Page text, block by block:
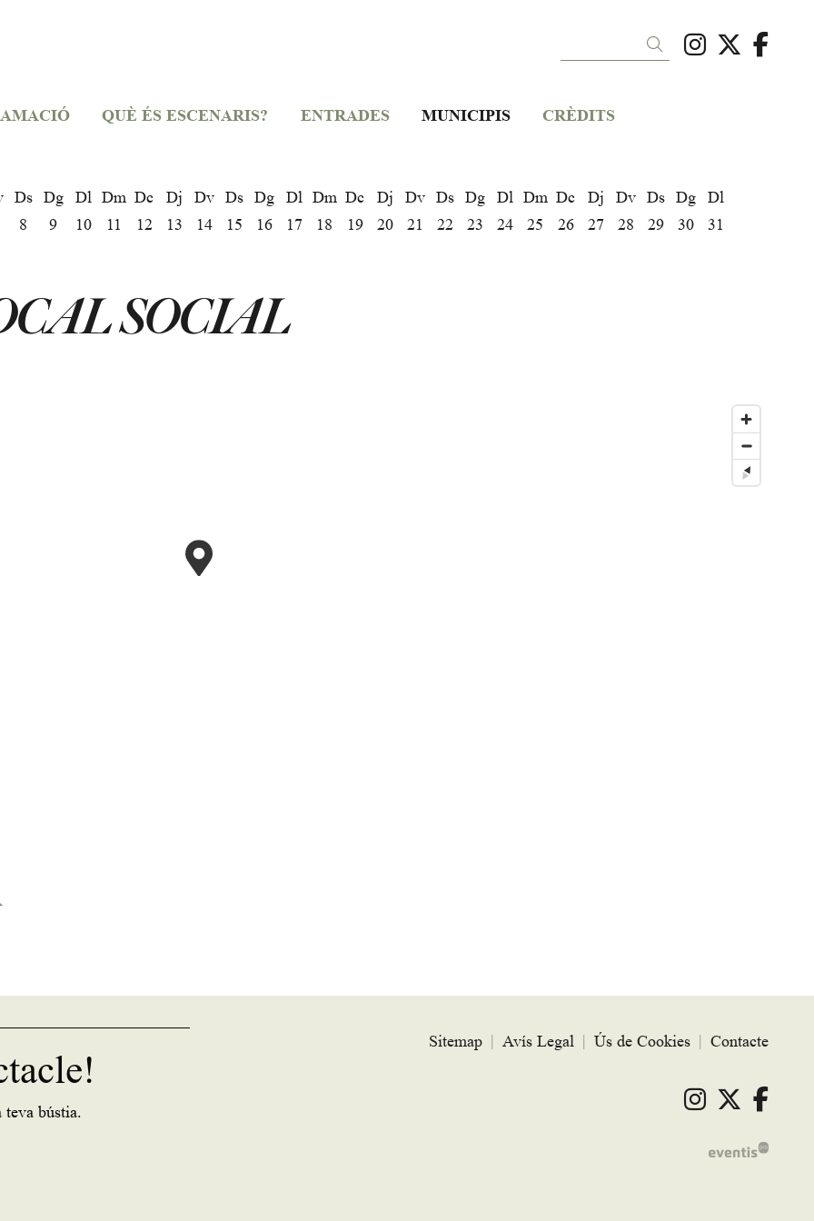
Link aLink
Cercar
QUÈ ÉS ESCENARIS? ENTRADES MUNICIPIS CRÈDITS
Ds
8
Dg
9
Dl
10
Dm
11
Dc
12
Dj
13
Dv
14
Ds
15
Dg
16
Dl
17
Dm
18
Dc
19
Dj
20
Dv
21
Ds
22
Dg
23
Dl
24
Dm
25
Dc
26
Dj
27
Dv
28
Ds
29
Dg
30
Dl
31
SOCIAL
bústia.
Sitemap Avís Legal Ús de Cookies Contacte
Link aLink